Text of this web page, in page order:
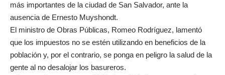
más importantes de la ciudad de San Salvador, ante la
ausencia de Ernesto Muyshondt.
El ministro de Obras Públicas, Romeo Rodríguez, lamentó
que los impuestos no se estén utilizando en beneficios de la
población y, por el contrario, se ponga en peligro la salud de la
gente al no desalojar los basureros.